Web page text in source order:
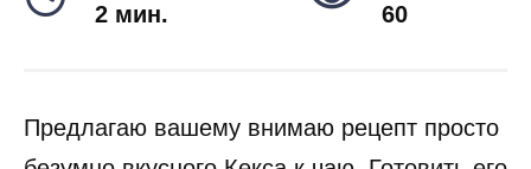
2 мин. 60
Предлагаю вашему внимаю рецепт просто